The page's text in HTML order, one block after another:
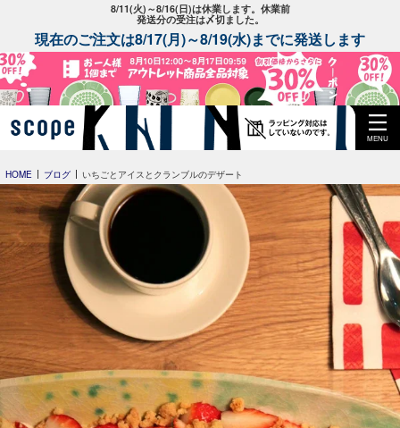
8/11(火)～8/16(日)は休業します。休業前
発送分の受注は〆切ました。
現在のご注文は8/17(月)～8/19(水)までに発送します
MENU
HOME ブログ いちごとアイスとクランブルのデザート